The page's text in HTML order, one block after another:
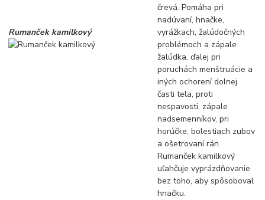
Rumanček kamilkový
črevá. Pomáha pri
nadúvaní, hnačke,
vyrážkach, žalúdočných
problémoch a zápale
žalúdka, ďalej pri
poruchách menštruácie a
iných ochorení dolnej
časti tela, proti
nespavosti, zápale
nadsemenníkov, pri
horúčke, bolestiach zubov
a ošetrovaní rán.
Rumanček kamilkový
uľahčuje vyprázdňovanie
bez toho, aby spôsoboval
hnačku.